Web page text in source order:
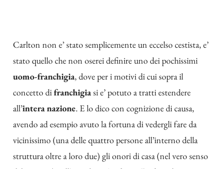
Carlton non e’ stato semplicemente un eccelso cestista, e’
stato quello che non oserei definire uno dei pochissimi
uomo-franchigia, dove per i motivi di cui sopra il
concetto difranchigiasi e’ potuto a tratti estendere
all’intera nazione. E lo dico con cognizione di causa,
avendo ad esempio avuto la fortuna di vedergli fare da
vicinissimo (una delle quattro persone all’interno della
struttura oltre a loro due) gli onori di casa (nel vero senso